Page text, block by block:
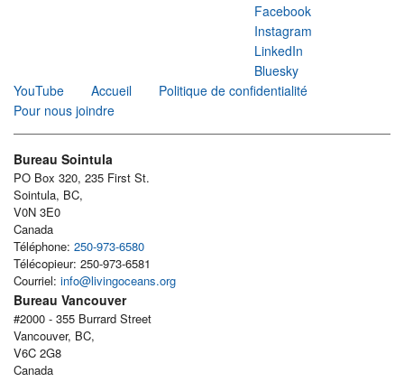
Facebook
Instagram
LinkedIn
Bluesky
YouTube
Accueil
Politique de confidentialité
Pour nous joindre
Bureau Sointula
PO Box 320, 235 First St.
Sointula, BC,
V0N 3E0
Canada
Téléphone: 250-973-6580
Télécopieur: 250-973-6581
Courriel: info@livingoceans.org
Bureau Vancouver
#2000 - 355 Burrard Street
Vancouver, BC,
V6C 2G8
Canada